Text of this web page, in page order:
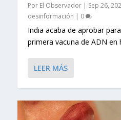
Por El Observador | Sep 26,
desinformación | 0
India acaba de aprobar
primera vacuna de ADN en
LEER MÁS